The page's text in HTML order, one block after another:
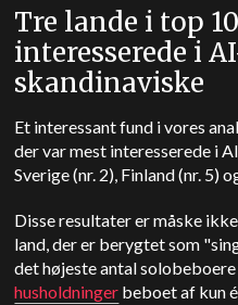
Tre lande i top
interesserede i
skandinaviske
Et interessant fund i vores
der var mest interesserede i
Sverige (nr. 2), Finland (nr. 5)
Disse resultater er måske
land, der er berygtet som
det højeste antal
husholdninger beboet af kun